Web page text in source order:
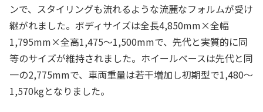
ンで、スタイリングも流れるような流麗なフォルムが受け
継がれました。ボディサイズは全長4,850mm×全幅
1,795mm×全高1,475～1,500mmで、先代と実質的に同
等のサイズが維持されました。ホイールベースは先代と同
一の2,775mmで、車両重量は若干増加し初期型で1,480～
1,570kgとなりました。